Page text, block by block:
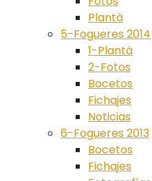
Plantà
5-Fogueres 2014
1-Plantà
2-Fotos
Bocetos
Fichajes
Noticias
6-Fogueres 2013
Bocetos
Fichajes